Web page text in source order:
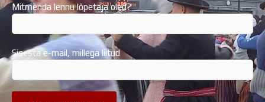
Mitmenda lennu lõpetaja oled?
Sisesta e-mail, millega liitud